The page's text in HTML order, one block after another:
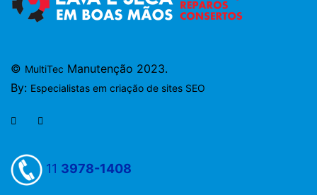
© MultiTec Manutenção 2023.
By: Especialistas em criação de sites SEO
11 3978-1408